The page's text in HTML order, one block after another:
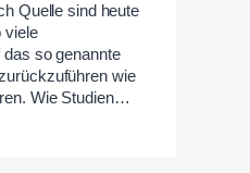
Quelle sind heute
viele
das so genannte
wie
Wie Studien…